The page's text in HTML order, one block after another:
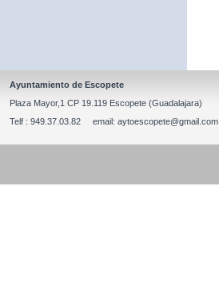
Ayuntamiento de Escopete
Plaza Mayor,1 CP 19.119 Escopete (Guadalajara)
Telf : 949.37.03.82 email: aytoescopete@gmail.com